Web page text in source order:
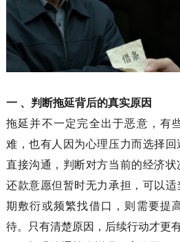
一 、 判断拖延背后的真实原因
拖延并不一定完全出于恶意，有
难，也有人因为心理压力而选择
直接沟通，判断对方当前的经济
还款意愿但暂时无力承担，可以
期敷衍或频繁找借口，则需要提
待。只有清楚原因，后续行动才更